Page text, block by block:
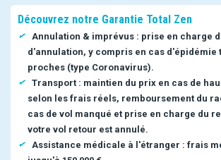
Découvrez notre Garantie Total Zen
Annulation & imprévus : prise en charge
d'annulation, y compris en cas d'épidémie
proches (type Coronavirus).
Transport : maintien du prix en cas de
selon les frais réels, remboursement du
cas de vol manqué et prise en charge du
votre vol retour est annulé.
Assistance médicale à l'étranger : frais